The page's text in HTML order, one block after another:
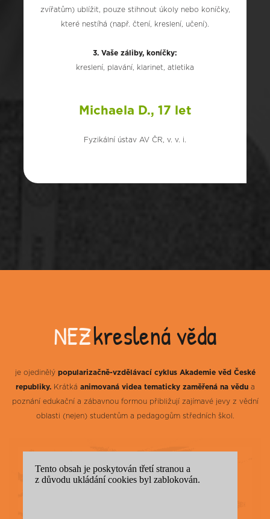
Michaela D., 17 let
Fyzikální ústav AV ČR, v. v. i.
zvířatům) ublížit, pouze stihnout úkoly nebo koníčky,
které nestíhá (např. čtení, kreslení, učení).
3. Vaše záliby, koníčky:
kreslení, plavání, klarinet, atletika
NEZkreslená věda
je ojedinělý popularizačně-vzdělávací cyklus Akademie věd České
republiky.Krátká animovaná videa tematicky zaměřená na vědua
poznání edukační a zábavnou formou přibližují zajímavé jevy z vědní
oblasti (nejen) studentům a pedagogům středních škol.